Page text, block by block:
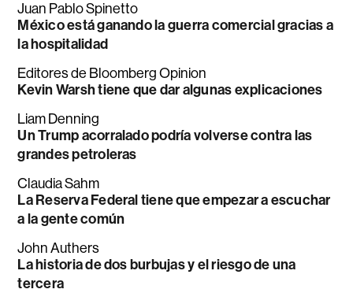
Juan Pablo Spinetto
México está ganando la guerra comercial gracias a
la hospitalidad
Editores de Bloomberg Opinion
Kevin Warsh tiene que dar algunas explicaciones
Liam Denning
Un Trump acorralado podría volverse contra las
grandes petroleras
Claudia Sahm
La Reserva Federal tiene que empezar a escuchar
a la gente común
John Authers
La historia de dos burbujas y el riesgo de una
tercera